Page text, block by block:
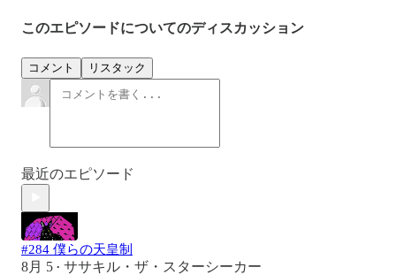
このエピソードについてのディスカッション
コメント リスタック
最近のエピソード
#284 僕らの天皇制
8月 5 • ササキル・ザ・スターシーカー